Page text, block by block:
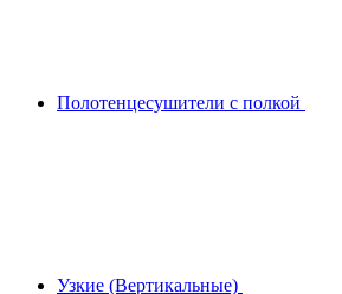
Полотенцесушители с полкой
Узкие (Вертикальные)